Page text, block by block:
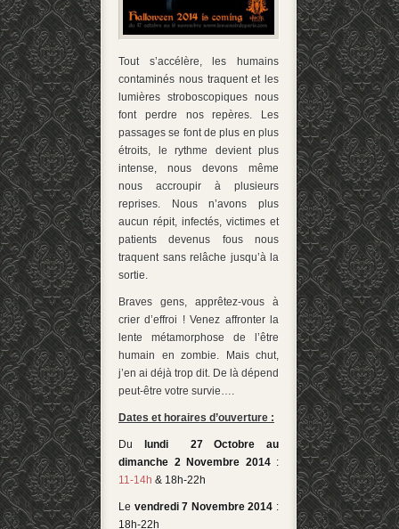
Tout s’accélère, les humains
contaminés nous traquent et les
lumières stroboscopiques nous
font perdre nos repères. Les
passages se font de plus en plus
étroits, le rythme devient plus
intense, nous devons même
nous accroupir à plusieurs
reprises. Nous n’avons plus
aucun répit, infectés, victimes et
patients devenus fous nous
traquent sans relâche jusqu’à la
sortie.
Braves gens, apprêtez-vous à
crier d’effroi ! Venez affronter la
lente métamorphose de l’être
humain en zombie. Mais chut,
j’en ai déjà trop dit. De là dépend
peut-être votre survie….
Dates et horaires d’ouverture :
Du lundi 27 Octobre au
dimanche 2 Novembre 2014:
11-14h & 18h-22h
Le vendredi 7 Novembre 2014 :
18h-22h